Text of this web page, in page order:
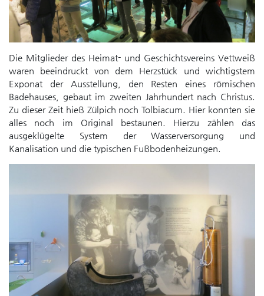
Die Mitglieder des Heimat- und Geschichtsvereins Vettweiß
waren beeindruckt von dem Herzstück und wichtigstem
Exponat der Ausstellung, den Resten eines römischen
Badehauses, gebaut im zweiten Jahrhundert nach Christus.
Zu dieser Zeit hieß Zülpich noch Tolbiacum. Hier konnten sie
alles noch im Original bestaunen. Hierzu zählen das
ausgeklügelte System der Wasserversorgung und
Kanalisation und die typischen Fußbodenheizungen.